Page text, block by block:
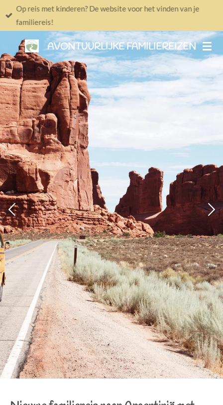
Ga
direct
de
hoofdinhoud
AVONTUURLIJKE FAMILIEREIZEN
Op reis met kinderen? De website voor het vinden van je
familiereis!